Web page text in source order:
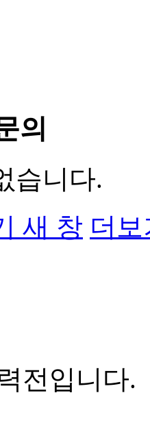
의
습니다.
새 창 더보
전입니다.